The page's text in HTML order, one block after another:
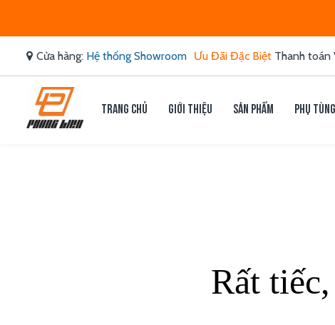
Cửa hàng: Hệ thống Showroom Ưu Đãi Đặc Biệt Thanh toán
Trang chủ Giới thiệu Sản phẩm Phụ
Rất